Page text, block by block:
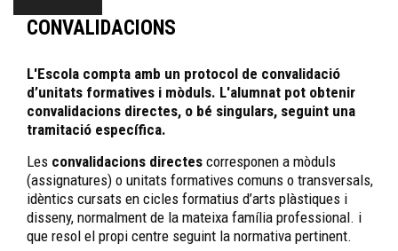
CONVALIDACIONS
L'Escola compta amb un protocol de convalidació
d’unitats formatives i mòduls. L'alumnat pot obtenir
convalidacions directes, o bé singulars, seguint una
tramitació específica.
Les convalidacions directes corresponen a mòduls
(assignatures) o unitats formatives comuns o transversals,
idèntics cursats en cicles formatius d’arts plàstiques i
disseny, normalment de la mateixa família professional. i
que resol el propi centre seguint la normativa pertinent.